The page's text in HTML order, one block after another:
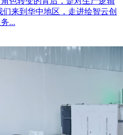
来到华中地区，走进绘智云创
...